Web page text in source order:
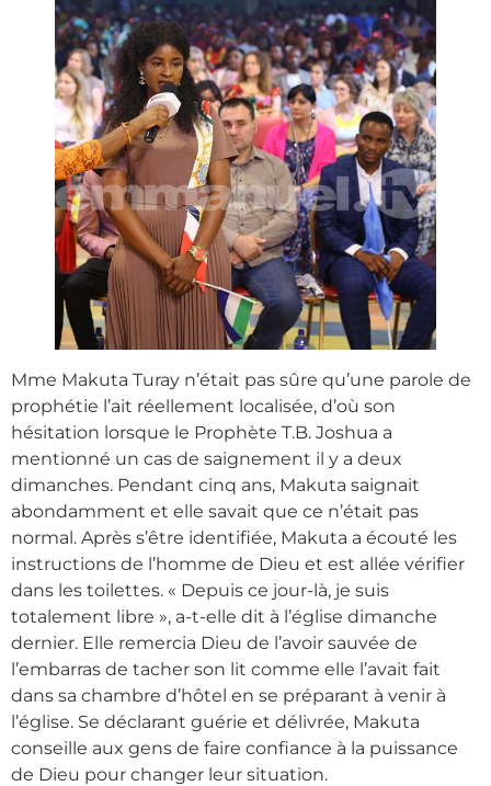
Mme Makuta Turay n’était pas sûre qu’une parole de
prophétie l’ait réellement localisée, d’où son
hésitation lorsque le Prophète T.B. Joshua a
mentionné un cas de saignement il y a deux
dimanches. Pendant cinq ans, Makuta saignait
abondamment et elle savait que ce n’était pas
normal. Après s’être identifiée, Makuta a écouté les
instructions de l’homme de Dieu et est allée vérifier
dans les toilettes. « Depuis ce jour-là, je suis
totalement libre », a-t-elle dit à l’église dimanche
dernier. Elle remercia Dieu de l’avoir sauvée de
l’embarras de tacher son lit comme elle l’avait fait
dans sa chambre d’hôtel en se préparant à venir à
l’église. Se déclarant guérie et délivrée, Makuta
conseille aux gens de faire confiance à la puissance
de Dieu pour changer leur situation.